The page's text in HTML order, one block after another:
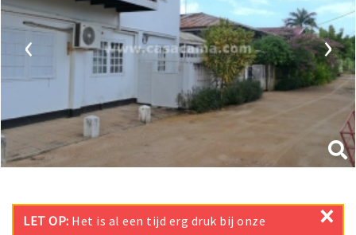
‹ ›
×
LET OP: Het is al een tijd erg druk bij onze